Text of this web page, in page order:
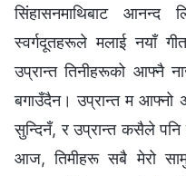
सिंहासनमाथिबाट
स्वर्गदूतहरूले मलाई नयाँ
उप्रान्त तिनीहरूको आफ्नै
बगाउँदैन। उप्रान्त म आफ्नो
सुन्दिनँ, र उप्रान्त कसैले
आज, तिमीहरू सबै मेरो